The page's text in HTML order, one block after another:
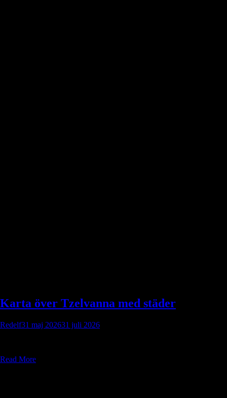
Karta över Tzelvanna med städer
Redelf31 maj 202631 juli 2026
Read More